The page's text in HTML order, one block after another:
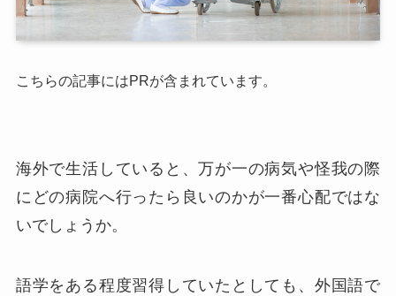
こちらの記事にはPRが含まれています。
海外で生活していると、万が一の病気や怪我の際
にどの病院へ行ったら良いのかが一番心配ではな
いでしょうか。
語学をある程度習得していたとしても、外国語で